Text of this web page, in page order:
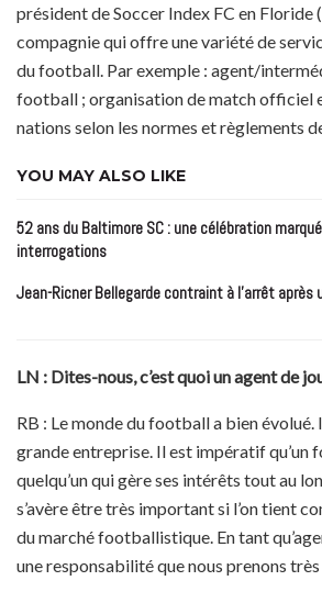
président de Soccer Index FC en Floride
compagnie qui offre une variété de
du football. Par exemple : agent/
football ; organisation de match officiel
nations selon les normes et règlements
YOU MAY ALSO LIKE
52 ans du Baltimore SC : une célébration
interrogations
Jean-Ricner Bellegarde contraint à l’arrêt après
LN : Dites-nous, c’est quoi un agent de
RB : Le monde du football a bien évolué.
grande entreprise. Il est impératif qu’un
quelqu’un qui gère ses intérêts tout au
s’avère être très important si l’on tient
du marché footballistique. En tant
une responsabilité que nous prenons très